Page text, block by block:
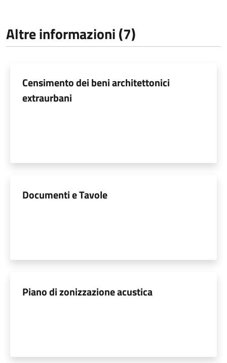
Altre informazioni (7)
Censimento dei beni architettonici
extraurbani
Documenti e Tavole
Piano di zonizzazione acustica